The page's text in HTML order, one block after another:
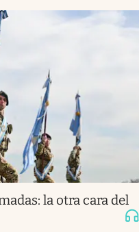
la otra cara del